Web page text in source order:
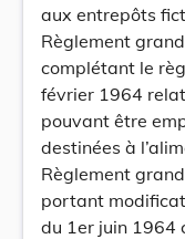
aux entrepôts
Règlement
complétant le
février 1964
pouvant être
destinées à
Règlement
portant
du 1er juin 1964